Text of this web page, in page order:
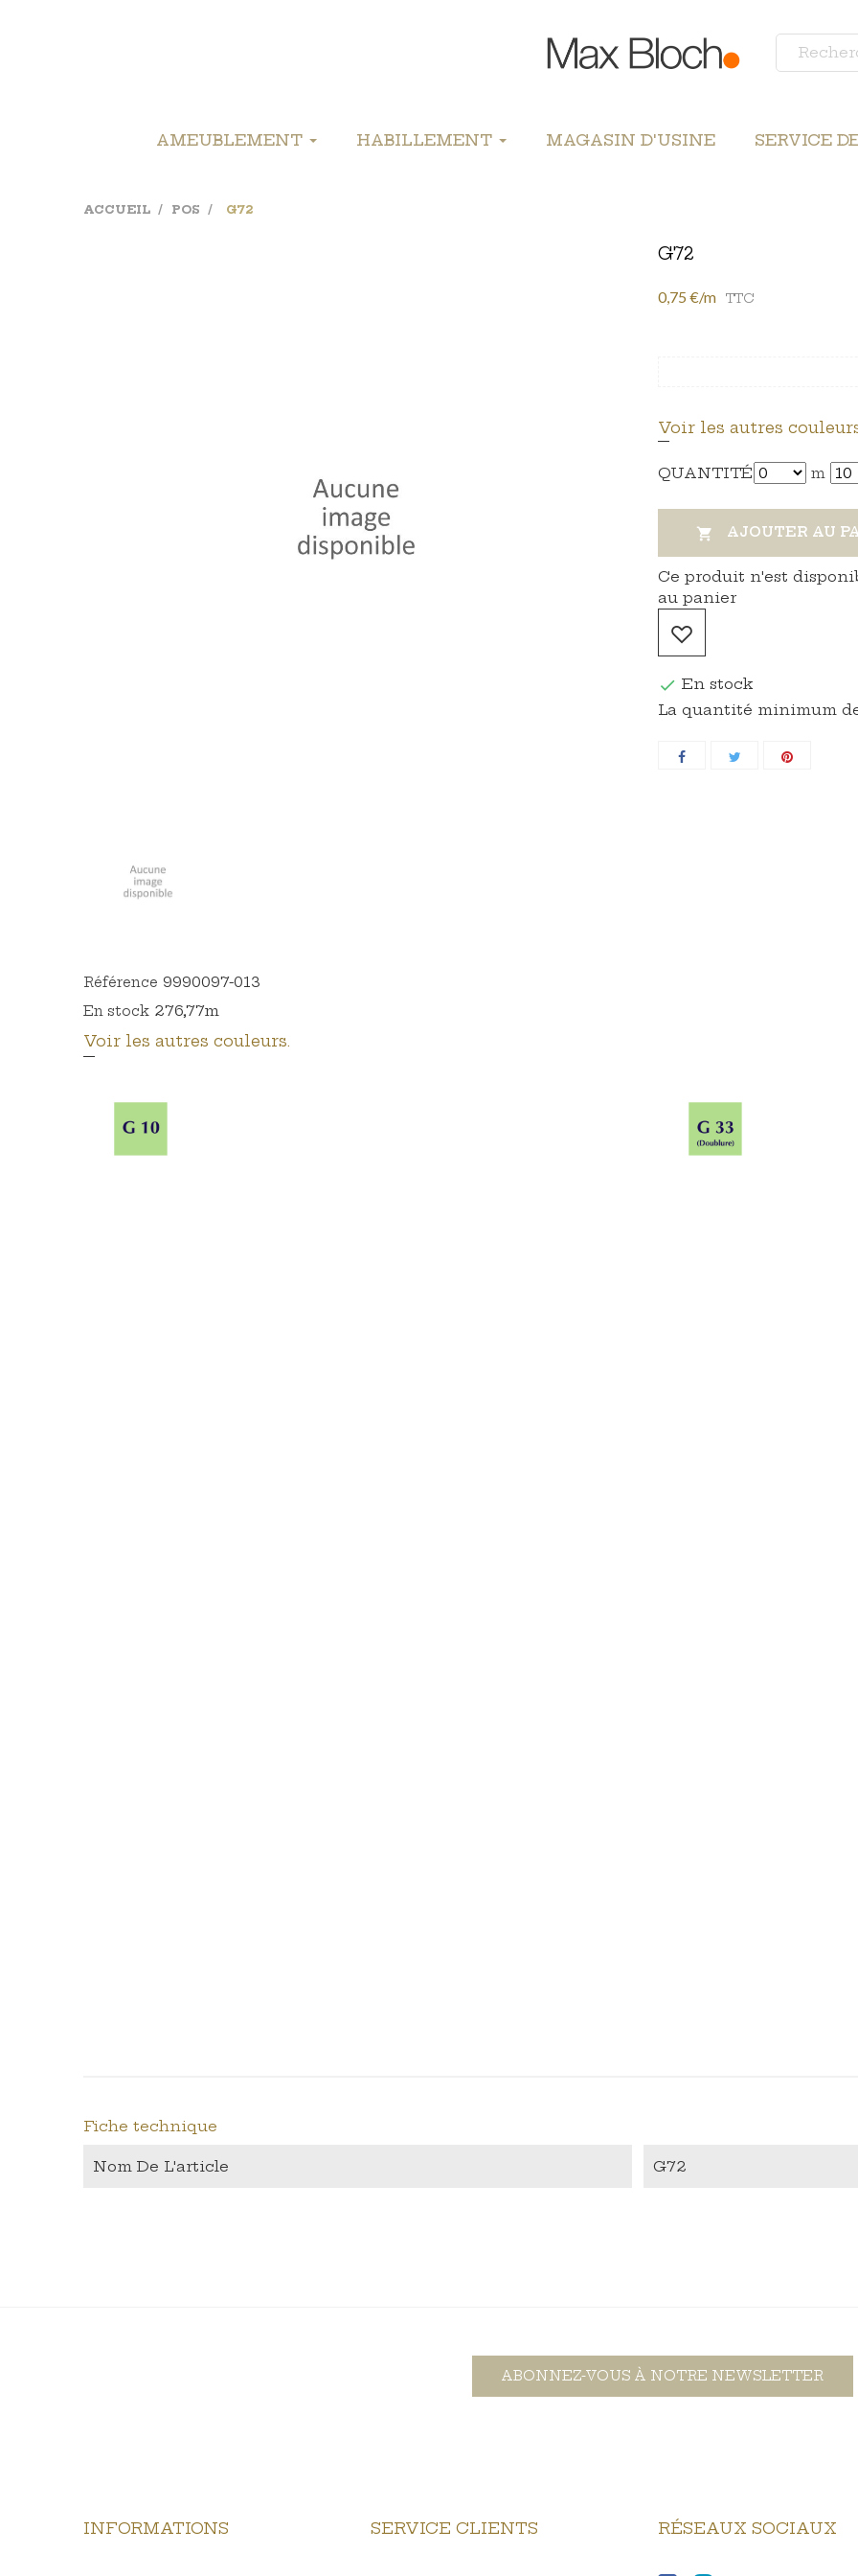
AMEUBLEMENT HABILLEMENT MAGASIN D'USINE SERVICE
ACCUEIL POS G72
G72
0,75 €/m TTC
Voir les autres
QUANTITÉ m
 AJOUTER AU
Ce produit n'est
au panier
 En stock
La quantité minimum
Référence 9990097-013
En stock 276,77m
Voir les autres couleurs.
Fiche technique
Nom De L'article G72
ABONNEZ-VOUS À NOTRE NEWSLETTER
INFORMATIONS SERVICE CLIENTS RÉSEAUX SOCIAUX